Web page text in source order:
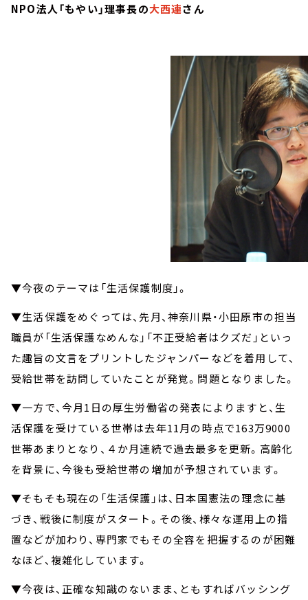
NPO法人「もやい」理事長の大西連さん
▼今夜のテーマは「生活保護制度」。
▼生活保護をめぐっては、先月、神奈川県・小田原市の担当
職員が「生活保護なめんな」「不正受給者はクズだ」といっ
た趣旨の文言をプリントしたジャンパーなどを着用して、
受給世帯を訪問していたことが発覚。問題となりました。
▼一方で、今月1日の厚生労働省の発表によりますと、生
活保護を受けている世帯は去年11月の時点で163万9000
世帯あまりとなり、４か月連続で過去最多を更新。高齢化
を背景に、今後も受給世帯の増加が予想されています。
▼そもそも現在の「生活保護」は、日本国憲法の理念に基
づき、戦後に制度がスタート。その後、様々な運用上の措
置などが加わり、専門家でもその全容を把握するのが困難
なほど、複雑化しています。
▼今夜は、正確な知識のないまま、ともすればバッシング